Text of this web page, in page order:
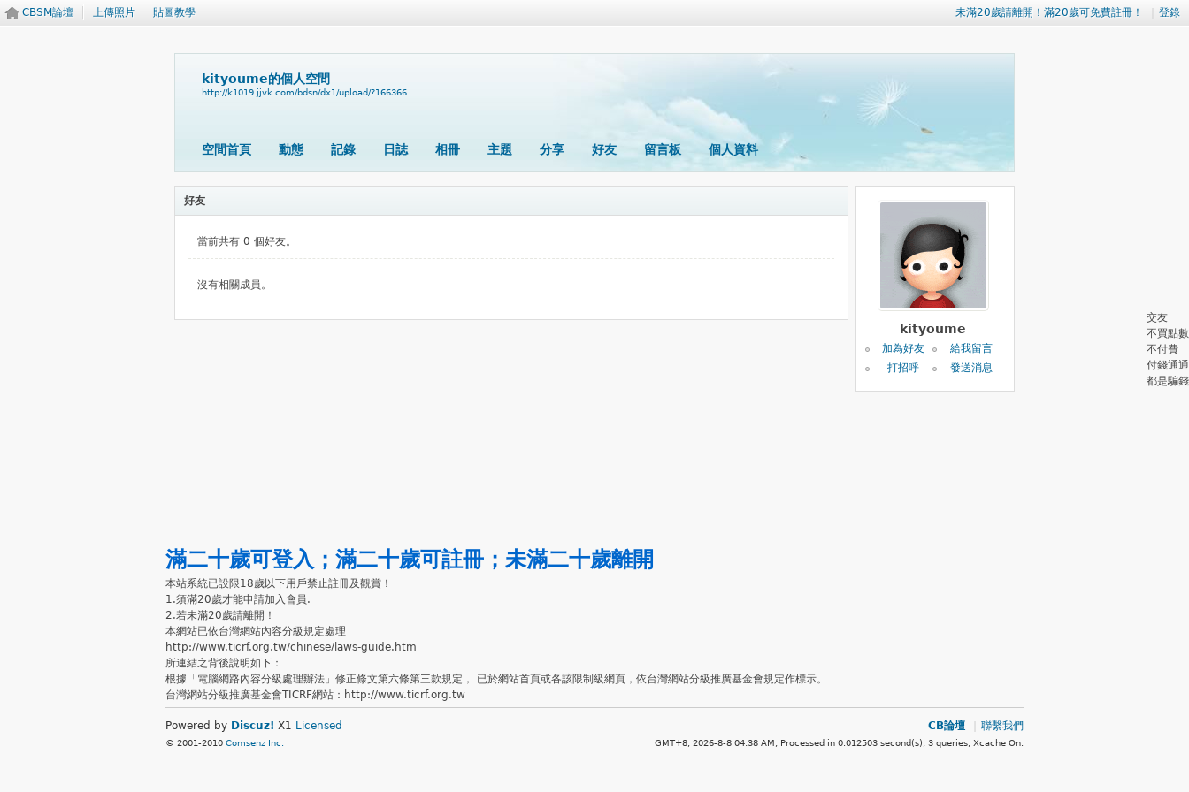
未滿20歲請離開！滿20歲可免費註冊！ 登錄
CBSM論壇 上傳照片 貼圖教學
kityoume的個人空間
http://k1019.jjvk.com/bdsn/dx1/upload/?166366
空間首頁 動態 記錄 日誌 相冊 主題 分享 好友 留言板 個人資料
好友
當前共有 0 個好友。
沒有相關成員。
kityoume
加為好友
給我留言
打招呼
發送消息
滿二十歲可登入 ； 滿二十歲可註冊 ； 未滿二十歲離開
本站系統已設限18歲以下用戶禁止註冊及觀賞！
1.須滿20歲才能申請加入會員.
2.若未滿20歲請離開！
本網站已依台灣網站內容分級規定處理
http://www.ticrf.org.tw/chinese/laws-guide.htm
所連結之背後說明如下：
根據「電腦網路內容分級處理辦法」修正條文第六條第三款規定， 已於網站首頁或各該限制級網頁，依台灣網站分級推廣基金會規定作標示。
台灣網站分級推廣基金會TICRF網站：http://www.ticrf.org.tw
交友
不買點數
不付費
付錢通通
都是騙錢
CB論壇 聯繫我們
GMT+8, 2026-8-8 04:38 AM, Processed in 0.012503 second(s), 3 queries, Xcache On
Powered by Discuz! X1 Licensed
© 2001-2010 Comsenz Inc.